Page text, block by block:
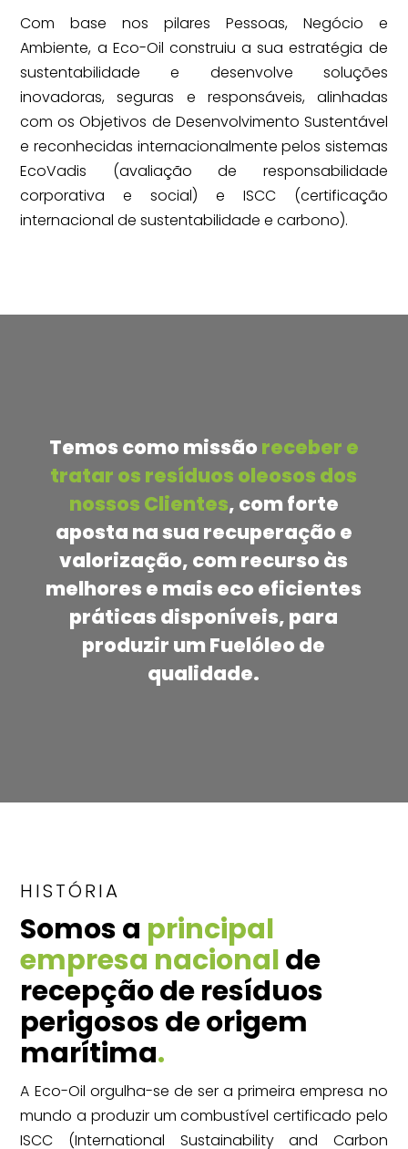
Com base nos pilares Pessoas, Negócio e
Ambiente, a Eco-Oil construiu a sua estratégia de
sustentabilidade e desenvolve soluções
inovadoras, seguras e responsáveis, alinhadas
com os Objetivos de Desenvolvimento Sustentável
e reconhecidas internacionalmente pelos sistemas
EcoVadis (avaliação de responsabilidade
corporativa e social) e ISCC (certificação
internacional de sustentabilidade e carbono).
Temos como missão receber e
tratar os resíduos oleosos dos
nossos Clientes, com forte
aposta na sua recuperação e
valorização, com recurso às
melhores e mais eco eficientes
práticas disponíveis, para
produzir um Fuelóleo de
qualidade.
HISTÓRIA
Somos a principal
empresa nacionalde
recepção de resíduos
perigosos de origem
marítima.
A Eco-Oil orgulha-se de ser a primeira empresa no
mundo a produzir um combustível certificado pelo
ISCC (International Sustainability and Carbon